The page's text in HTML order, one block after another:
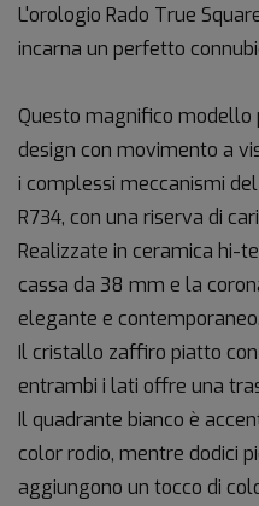
L'orologio Rado True
incarna un perfetto
Questo magnifico modello
design con movimento a
i complessi meccanismi
R734, con una riserva di
Realizzate in ceramica hi-
cassa da 38 mm e la
elegante e contemporaneo.
Il cristallo zaffiro piatto
entrambi i lati offre una
Il quadrante bianco è
color rodio, mentre dodici
aggiungono un tocco di